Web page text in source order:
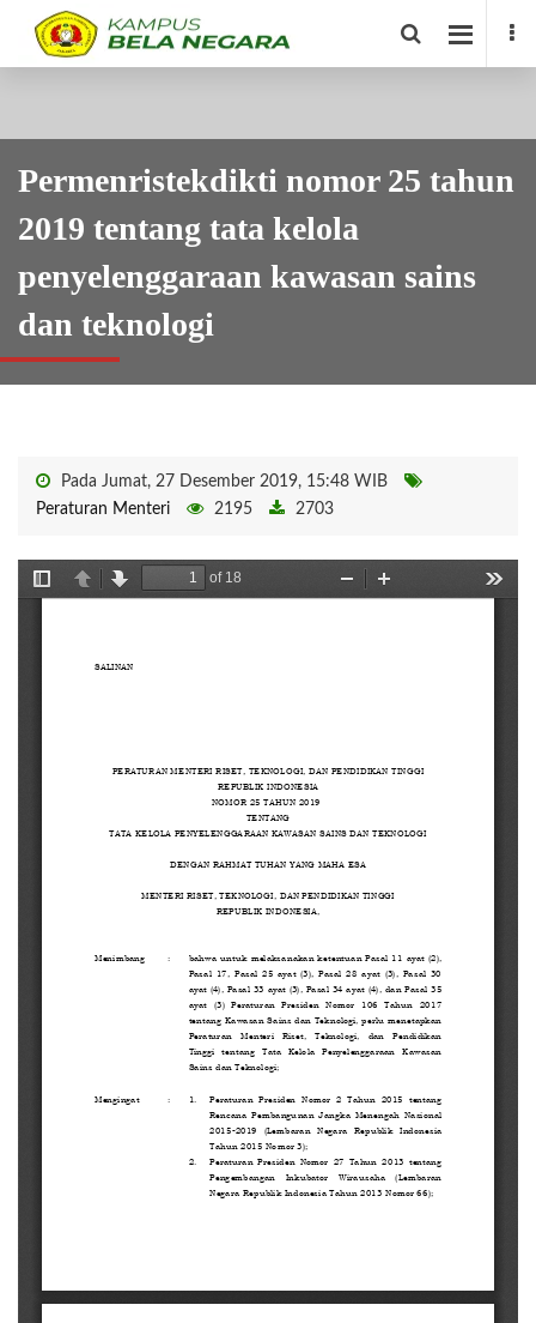
Permenristekdikti nomor 25 tahun
2019 tentang tata kelola
penyelenggaraan kawasan sains
dan teknologi
Pada Jumat, 27 Desember 2019, 15:48 WIB
Peraturan Menteri
2195 2703